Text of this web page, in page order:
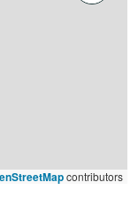
contributors